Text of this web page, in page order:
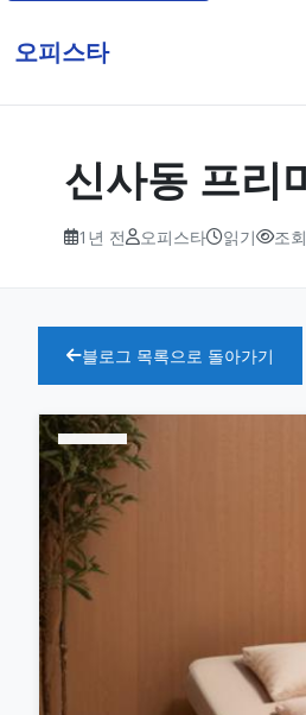
오피스타
신사동 프리
1년 전 오피스타 읽기 조회
블로그 목록으로 돌아가기